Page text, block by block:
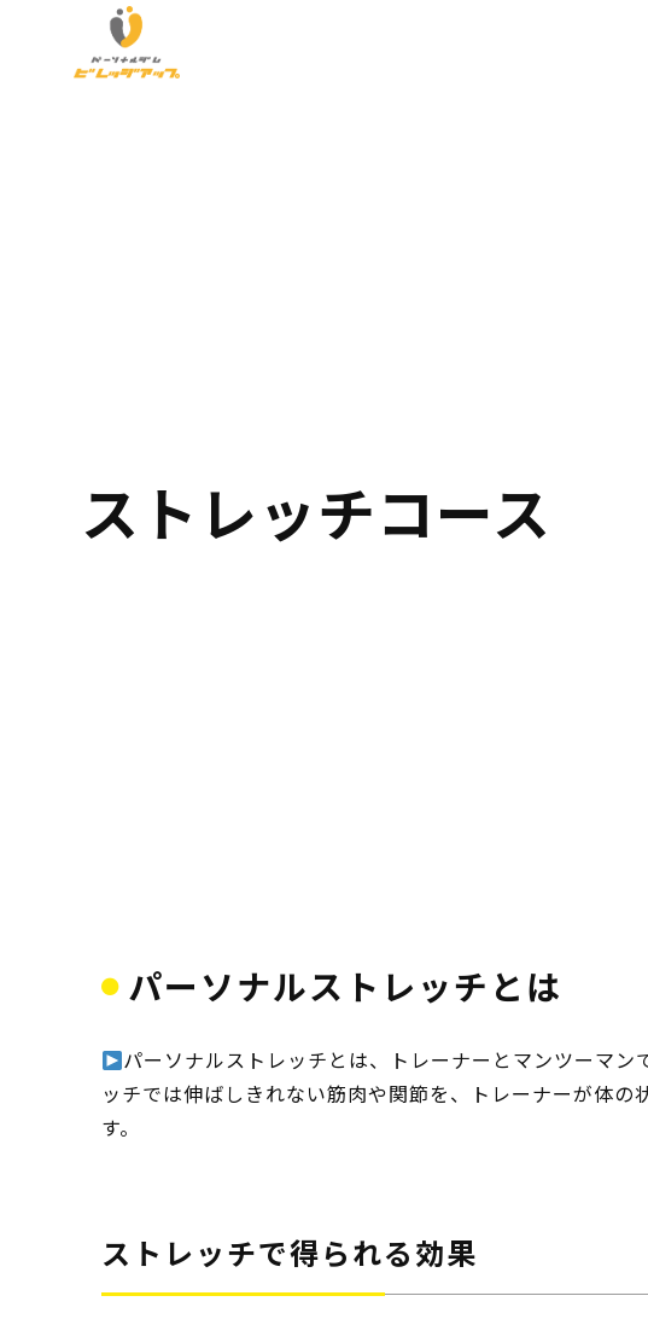
ストレッチコース
パーソナルストレッチとは
パーソナルストレッチとは、トレーナーとマンツーマ
ッチでは伸ばしきれない筋肉や関節を、トレーナーが体
す。
ストレッチで得られる効果